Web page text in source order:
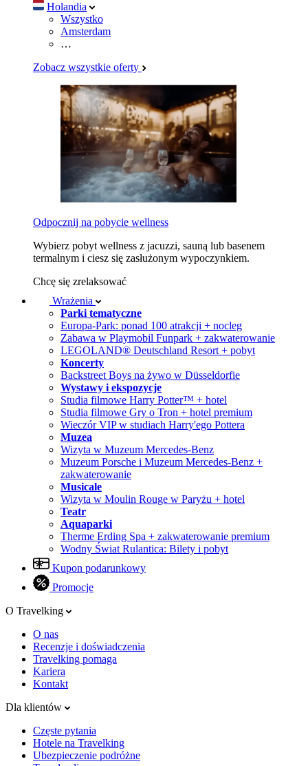
Holandia
Wszystko
Amsterdam
…
Zobacz wszystkie oferty
Odpocznij na pobycie wellness
Wybierz pobyt wellness z jacuzzi, sauną lub basenem
termalnym i ciesz się zasłużonym wypoczynkiem.
Chcę się zrelaksować
Wrażenia
Parki tematyczne
Europa-Park: ponad 100 atrakcji + nocleg
Zabawa w Playmobil Funpark + zakwaterowanie
LEGOLAND® Deutschland Resort + pobyt
Koncerty
Backstreet Boys na żywo w Düsseldorfie
Wystawy i ekspozycje
Studia filmowe Harry Potter™ + hotel
Studia filmowe Gry o Tron + hotel premium
Wieczór VIP w studiach Harry'ego Pottera
Muzea
Wizyta w Muzeum Mercedes-Benz
Muzeum Porsche i Muzeum Mercedes-Benz +
zakwaterowanie
Musicale
Wizyta w Moulin Rouge w Paryżu + hotel
Teatr
Aquaparki
Therme Erding Spa + zakwaterowanie premium
Wodny Świat Rulantica: Bilety i pobyt
Kupon podarunkowy
Promocje
O Travelking
O nas
Recenzje i doświadczenia
Travelking pomaga
Kariera
Kontakt
Dla klientów
Częste pytania
Hotele na Travelking
Ubezpieczenie podróżne